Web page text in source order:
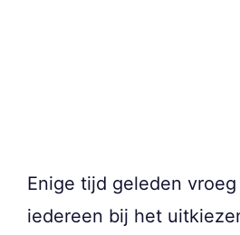
Enige tijd geleden
iedereen bij het